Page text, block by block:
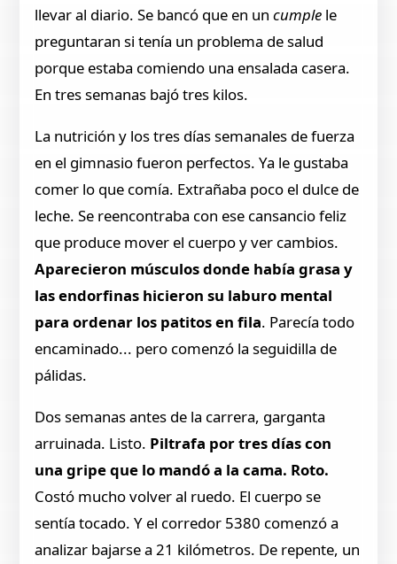
llevar al diario. Se bancó que en uncumple le
preguntaran si tenía un problema de salud
porque estaba comiendo una ensalada casera.
En tres semanas bajó tres kilos.
La nutrición y los tres días semanales de fuerza
en el gimnasio fueron perfectos. Ya le gustaba
comer lo que comía. Extrañaba poco el dulce de
leche. Se reencontraba con ese cansancio feliz
que produce mover el cuerpo y ver cambios.
Aparecieron músculos donde había grasa y
las endorfinas hicieron su laburo mental
para ordenar los patitos en fila. Parecía todo
encaminado... pero comenzó la seguidilla de
pálidas.
Dos semanas antes de la carrera, garganta
arruinada. Listo. Piltrafa por tres días con
una gripe que lo mandó a la cama. Roto.
Costó mucho volver al ruedo. El cuerpo se
sentía tocado. Y el corredor 5380 comenzó a
analizar bajarse a 21 kilómetros. De repente, un